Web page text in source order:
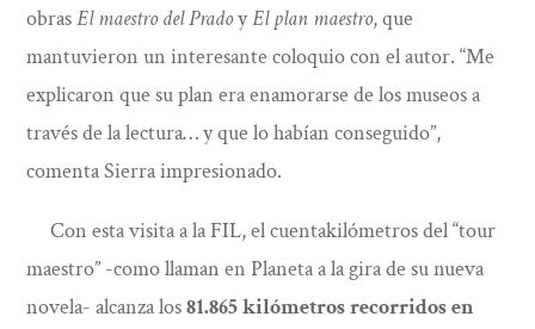
obrasEl maestro del PradoyEl plan maestro, que
mantuvieron un interesante coloquio con el autor. “Me
explicaron que su plan era enamorarse de los museos a
través de la lectura… y que lo habían conseguido”,
comenta Sierra impresionado.
Con esta visita a la FIL, el cuentakilómetros del “tour
maestro” -como llaman en Planeta a la gira de su nueva
novela- alcanza los81.865 kilómetros recorridos en